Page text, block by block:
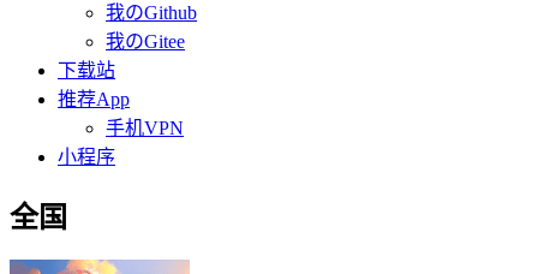
我のGithub
我のGitee
下载站
推荐App
手机VPN
小程序
全国